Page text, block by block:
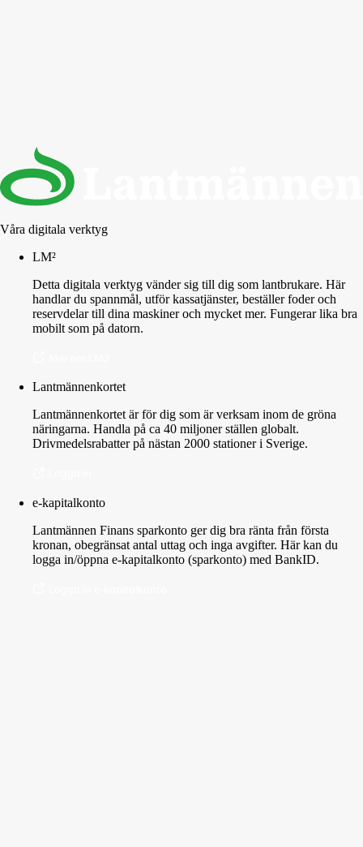
Våra digitala verktyg
LM²
Detta digitala verktyg vänder sig till dig som lantbrukare. Här
handlar du spannmål, utför kassatjänster, beställer foder och
reservdelar till dina maskiner och mycket mer. Fungerar lika bra
mobilt som på datorn.
Lantmännenkortet
Lantmännenkortet är för dig som är verksam inom de gröna
näringarna. Handla på ca 40 miljoner ställen globalt.
Drivmedelsrabatter på nästan 2000 stationer i Sverige.
e-kapitalkonto
Lantmännen Finans sparkonto ger dig bra ränta från första
kronan, obegränsat antal uttag och inga avgifter. Här kan du
logga in/öppna e-kapitalkonto (sparkonto) med BankID.